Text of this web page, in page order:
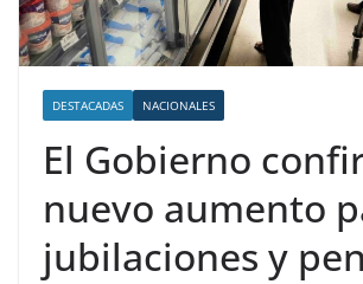
DESTACADAS NACIONALES
El Gobierno
nuevo aumento
jubilaciones y